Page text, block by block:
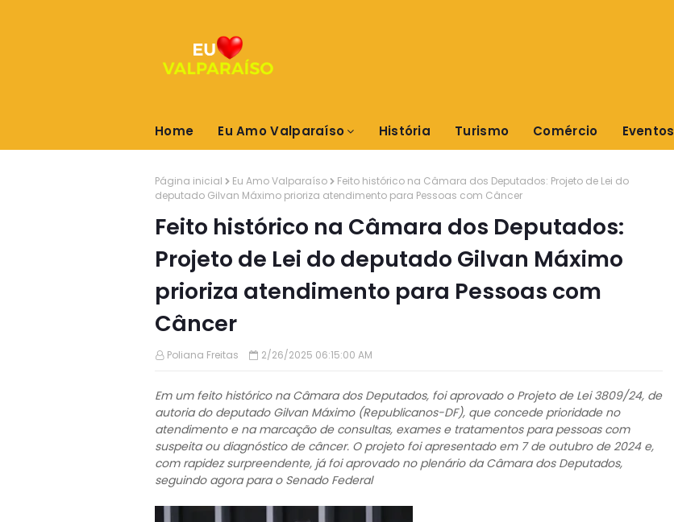
Home Eu Amo Valparaíso História Turismo Comércio Eventos
Página inicial Eu Amo Valparaíso
Feito histórico na Câmara dos Deputados: Projeto de Lei do
deputado Gilvan Máximo prioriza atendimento para Pessoas com Câncer
Feito histórico na Câmara dos Deputados:
Projeto de Lei do deputado Gilvan Máximo
prioriza atendimento para Pessoas com
Câncer
Poliana Freitas 2/26/2025 06:15:00 AM
Em um feito histórico na Câmara dos Deputados, foi aprovado o Projeto de Lei 3809/24, de
autoria do deputado Gilvan Máximo (Republicanos-DF), que concede prioridade no
atendimento e na marcação de consultas, exames e tratamentos para pessoas com
suspeita ou diagnóstico de câncer. O projeto foi apresentado em 7 de outubro de 2024 e,
com rapidez surpreendente, já foi aprovado no plenário da Câmara dos Deputados,
seguindo agora para o Senado Federal